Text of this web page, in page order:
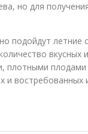
но для
подойдут летние
плотными плодами
и востребованных